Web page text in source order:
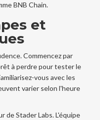
BNB Chain.
et
Commencez par
à perdre pour tester le
vous avec les
varier selon l'heure
de Stader Labs. L'équipe